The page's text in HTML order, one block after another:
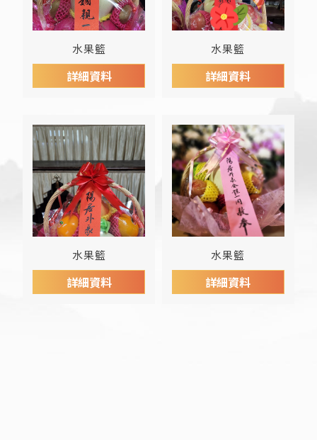
水果籃
詳細資料
水果籃
詳細資料
水果籃
詳細資料
水果籃
詳細資料